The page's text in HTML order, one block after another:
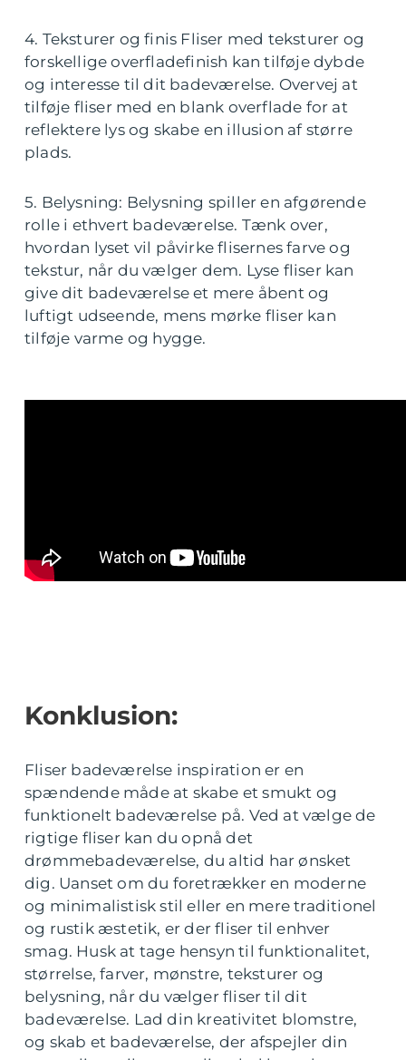
4. Teksturer og finis Fliser med teksturer og
forskellige overfladefinish kan tilføje dybde
og interesse til dit badeværelse. Overvej at
tilføje fliser med en blank overflade for at
reflektere lys og skabe en illusion af større
plads.
5. Belysning: Belysning spiller en afgørende
rolle i ethvert badeværelse. Tænk over,
hvordan lyset vil påvirke flisernes farve og
tekstur, når du vælger dem. Lyse fliser kan
give dit badeværelse et mere åbent og
luftigt udseende, mens mørke fliser kan
tilføje varme og hygge.
Konklusion:
Fliser badeværelse inspiration er en
spændende måde at skabe et smukt og
funktionelt badeværelse på. Ved at vælge de
rigtige fliser kan du opnå det
drømmebadeværelse, du altid har ønsket
dig. Uanset om du foretrækker en moderne
og minimalistisk stil eller en mere traditionel
og rustik æstetik, er der fliser til enhver
smag. Husk at tage hensyn til funktionalitet,
størrelse, farver, mønstre, teksturer og
belysning, når du vælger fliser til dit
badeværelse. Lad din kreativitet blomstre,
og skab et badeværelse, der afspejler din